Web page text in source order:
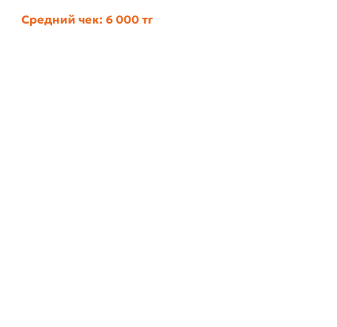
Средний чек: 6 000 тг